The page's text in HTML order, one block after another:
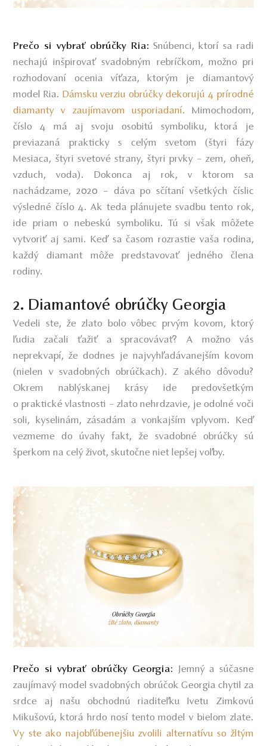
Prečo si vybrať obrúčky Ria: Snúbenci, ktorí sa radi
nechajú inšpirovať svadobným rebríčkom, možno pri
rozhodovaní ocenia víťaza, ktorým je diamantový
model Ria. Dámsku verziu obrúčky dekorujú 4 prírodné
diamanty v zaujímavom usporiadaní. Mimochodom,
číslo 4 má aj svoju osobitú symboliku, ktorá je
previazaná prakticky s celým svetom (štyri fázy
Mesiaca, štyri svetové strany, štyri prvky – zem, oheň,
vzduch, voda). Dokonca aj rok, v ktorom sa
nachádzame, 2020 – dáva po sčítaní všetkých číslic
výsledné číslo 4. Ak teda plánujete svadbu tento rok,
ide priam o nebeskú symboliku. Tú si však môžete
vytvoriť aj sami. Keď sa časom rozrastie vaša rodina,
každý diamant môže predstavovať jedného člena
rodiny.
2. Diamantové obrúčky Georgia
Vedeli ste, že zlato bolo vôbec prvým kovom, ktorý
ľudia začali ťažiť a spracovávať? A možno vás
neprekvapí, že dodnes je najvyhľadávanejším kovom
(nielen v svadobných obrúčkach). Z akého dôvodu?
Okrem nablýskanej krásy ide predovšetkým
o praktické vlastnosti – zlato ​nehrdzavie, je odolné voči
soli, kyselinám, zásadám a vonkajším vplyvom. Keď
vezmeme do úvahy fakt, že svadobné obrúčky sú
šperkom na celý život, skutočne niet lepšej voľby.
Prečo si vybrať obrúčky Georgia: Jemný a súčasne
zaujímavý model svadobných obrúčok Georgia chytil za
srdce aj našu obchodnú riaditeľku Ivetu Zimkovú
Mikušovú, ktorá hrdo nosí tento model v bielom zlate.
Vy ste ako najobľúbenejšiu zvolili alternatívu so žltým